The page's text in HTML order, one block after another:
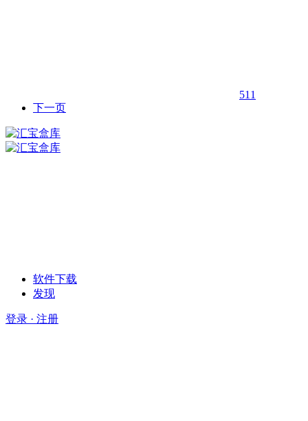
511
下一页
软件下载
发现
登录 · 注册